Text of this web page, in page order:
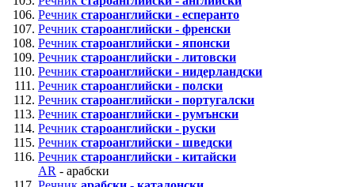
Речник староанглийски - есперанто
Речник староанглийски - френски
Речник староанглийски - японски
Речник староанглийски - литовски
Речник староанглийски - нидерландски
Речник староанглийски - полски
Речник староанглийски - португалски
Речник староанглийски - румънски
Речник староанглийски - руски
Речник староанглийски - шведски
Речник староанглийски - китайски
AR - арабски